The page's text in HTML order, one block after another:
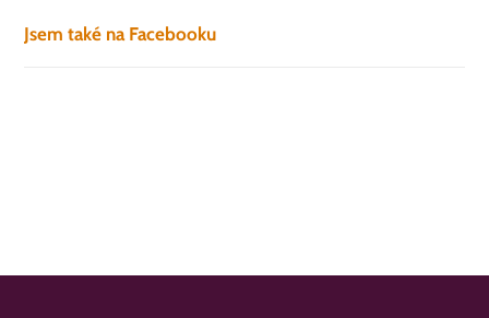
Jsem také na Facebooku